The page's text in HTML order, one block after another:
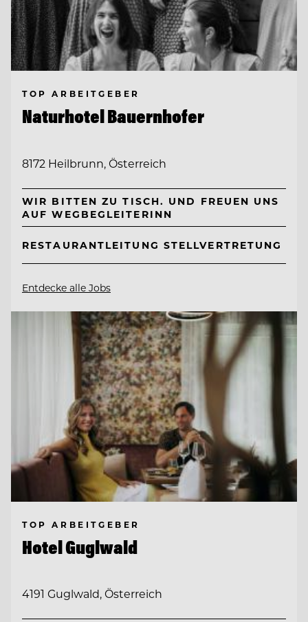
TOP ARBEITGEBER
Naturhotel Bauernhofer
8172 Heilbrunn, Österreich
WIR BITTEN ZU TISCH. UND FREUEN UNS
AUF WEGBEGLEITERINN
RESTAURANTLEITUNG STELLVERTRETUNG
Entdecke alle Jobs
TOP ARBEITGEBER
Hotel Guglwald
4191 Guglwald, Österreich